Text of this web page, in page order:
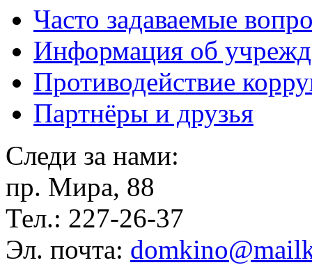
Часто задаваемые
Информация об
Противодействие
Партнёры и друзья
Следи за нами:
пр. Мира, 88
Тел.: 227-26-37
Эл. почта: